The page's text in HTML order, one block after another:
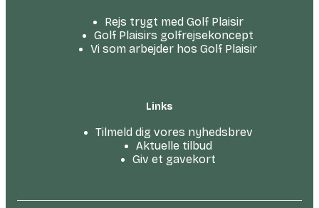
Rejs trygt med Golf Plaisir
Golf Plaisirs golfrejsekoncept
Vi som arbejder hos Golf Plaisir
Links
Tilmeld dig vores nyhedsbrev
Aktuelle tilbud
Giv et gavekort